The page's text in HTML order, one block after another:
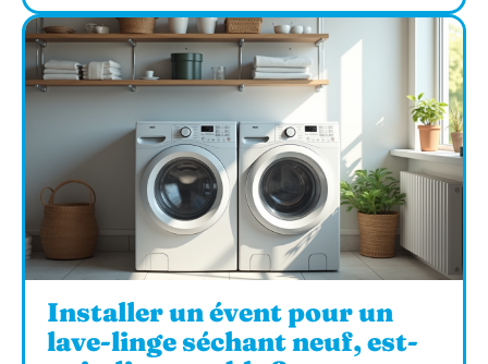
Installer un évent pour un
lave-linge séchant neuf, est-